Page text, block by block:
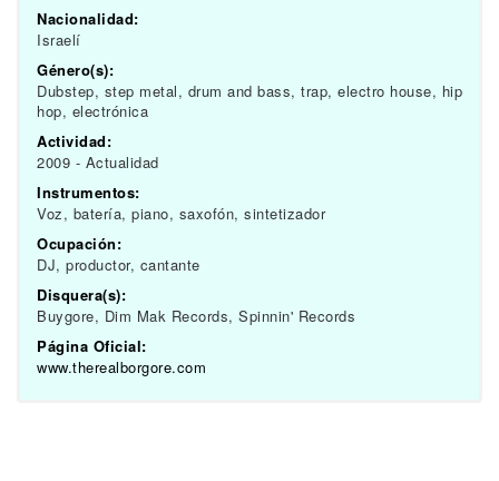
Nacionalidad:
Israelí
Género(s):
Dubstep, step metal, drum and bass, trap, electro house, hip
hop, electrónica
Actividad:
2009 - Actualidad
Instrumentos:
Voz, batería, piano, saxofón, sintetizador
Ocupación:
DJ, productor, cantante
Disquera(s):
Buygore, Dim Mak Records, Spinnin' Records
Página Oficial:
www.therealborgore.com